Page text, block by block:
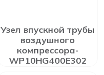
Узел впускной трубы
воздушного
компрессора-
WP10HG400E302